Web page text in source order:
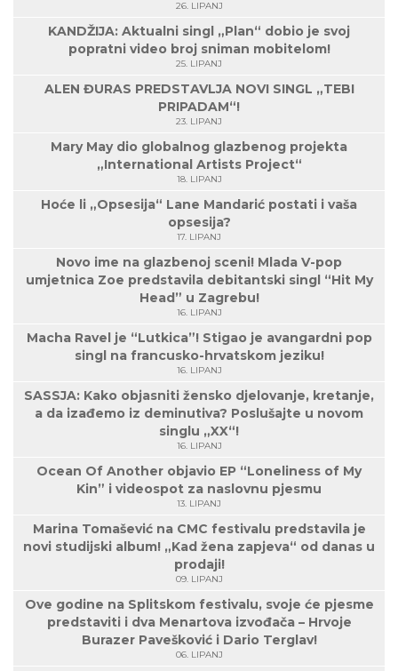
26. LIPANJ
KANDŽIJA: Aktualni singl „Plan“ dobio je svoj
popratni video broj sniman mobitelom!
25. LIPANJ
ALEN ĐURAS PREDSTAVLJA NOVI SINGL „TEBI
PRIPADAM“!
23. LIPANJ
Mary May dio globalnog glazbenog projekta
„International Artists Project“
18. LIPANJ
Hoće li „Opsesija“ Lane Mandarić postati i vaša
opsesija?
17. LIPANJ
Novo ime na glazbenoj sceni! Mlada V-pop
umjetnica Zoe predstavila debitantski singl “Hit My
Head” u Zagrebu!
16. LIPANJ
Macha Ravel je “Lutkica”! Stigao je avangardni pop
singl na francusko-hrvatskom jeziku!
16. LIPANJ
SASSJA: Kako objasniti žensko djelovanje, kretanje,
a da izađemo iz deminutiva? Poslušajte u novom
singlu „XX“!
16. LIPANJ
Ocean Of Another objavio EP “Loneliness of My
Kin” i videospot za naslovnu pjesmu
13. LIPANJ
Marina Tomašević na CMC festivalu predstavila je
novi studijski album! „Kad žena zapjeva“ od danas u
prodaji!
09. LIPANJ
Ove godine na Splitskom festivalu, svoje će pjesme
predstaviti i dva Menartova izvođača – Hrvoje
Burazer Pavešković i Dario Terglav!
06. LIPANJ